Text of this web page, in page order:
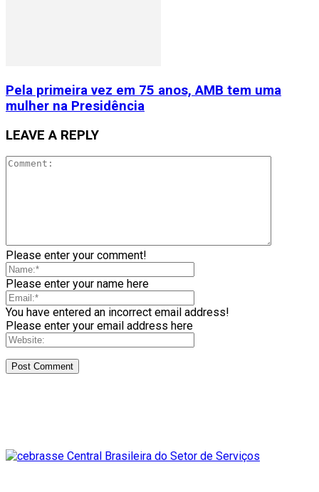
Pela primeira vez em 75 anos, AMB tem uma
mulher na Presidência
LEAVE A REPLY
Please enter your comment!
Please enter your name here
You have entered an incorrect email address!
Please enter your email address here